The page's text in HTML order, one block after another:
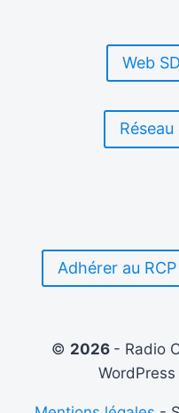
DE
NOËL
…
Web
Adhérer au RCP
© 2026 - Radio